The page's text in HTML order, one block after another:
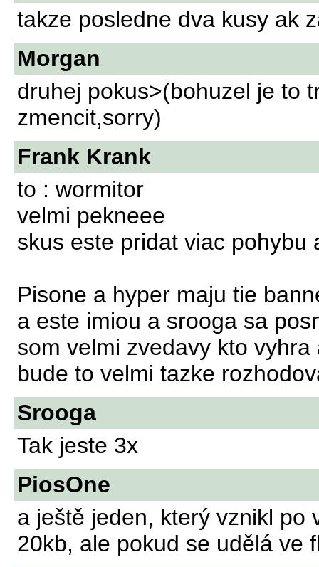
takze posledne dva kusy ak
Morgan
druhej pokus>(bohuzel je to
zmencit,sorry)
Frank Krank
to : wormitor
velmi pekneee
skus este pridat viac
Pisone a hyper maju tie
a este imiou a srooga sa
som velmi zvedavy kto
bude to velmi tazke
Srooga
Tak jeste 3x
PiosOne
a ještě jeden, který vznikl po
20kb, ale pokud se udělá ve